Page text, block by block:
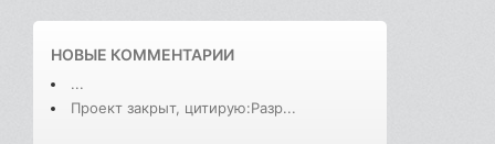
НОВЫЕ КОММЕНТАРИИ
...
Проект закрыт, цитирую:Разр...